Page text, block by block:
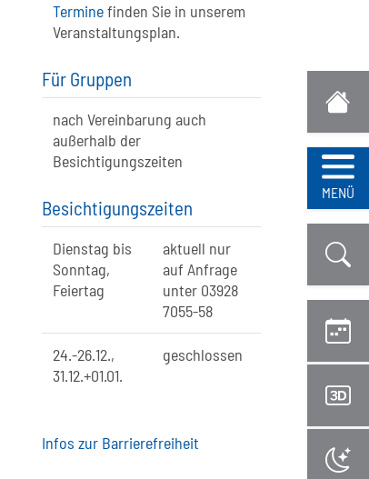
MENÜ
Terminefinden Sie in unserem
Veranstaltungsplan.
Für Gruppen
nach Vereinbarung auch
außerhalb der
Besichtigungszeiten
Besichtigungszeiten
Dienstag bis
Sonntag,
Feiertag
aktuell nur
auf Anfrage
unter 03928
7055-58
24.-26.12.,
31.12.+01.01.
geschlossen
Infos zur Barrierefreiheit